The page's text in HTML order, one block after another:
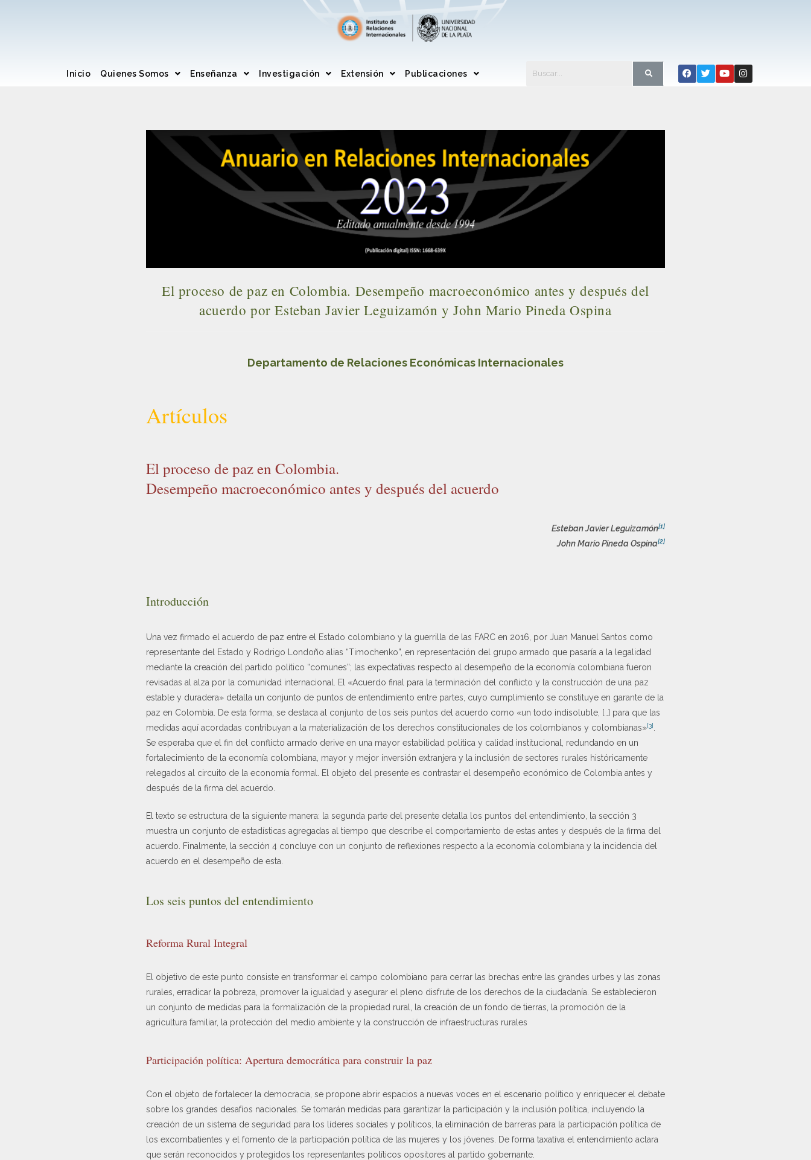
Inicio Quienes Somos Enseñanza Investigación Extensión Publicaciones
El proceso de paz en Colombia. Desempeño macroeconómico antes y después del
acuerdo por Esteban Javier Leguizamón y John Mario Pineda Ospina
Departamento de Relaciones Económicas Internacionales
Artículos
El proceso de paz en Colombia.
Desempeño macroeconómico antes y después del acuerdo
Esteban Javier Leguizamón[1]
John Mario Pineda Ospina[2]
Introducción
Una vez firmado el acuerdo de paz entre el Estado colombiano y la guerrilla de las FARC en 2016, por Juan Manuel Santos como
representante del Estado y Rodrigo Londoño alias “Timochenko”, en representación del grupo armado que pasaría a la legalidad
mediante la creación del partido político “comunes”; las expectativas respecto al desempeño de la economía colombiana fueron
revisadas al alza por la comunidad internacional. El «Acuerdo final para la terminación del conflicto y la construcción de una paz
estable y duradera» detalla un conjunto de puntos de entendimiento entre partes, cuyo cumplimiento se constituye en garante de la
paz en Colombia. De esta forma, se destaca al conjunto de los seis puntos del acuerdo como «un todo indisoluble, […] para que las
medidas aquí acordadas contribuyan a la materialización de los derechos constitucionales de los colombianos y colombianas»[3]
Se esperaba que el fin del conflicto armado derive en una mayor estabilidad política y calidad institucional, redundando en un
fortalecimiento de la economía colombiana, mayor y mejor inversión extranjera y la inclusión de sectores rurales históricamente
relegados al circuito de la economía formal. El objeto del presente es contrastar el desempeño económico de Colombia antes y
después de la firma del acuerdo.
El texto se estructura de la siguiente manera: la segunda parte del presente detalla los puntos del entendimiento, la sección 3
muestra un conjunto de estadísticas agregadas al tiempo que describe el comportamiento de estas antes y después de la firma del
acuerdo. Finalmente, la sección 4 concluye con un conjunto de reflexiones respecto a la economía colombiana y la incidencia del
acuerdo en el desempeño de esta.
Los seis puntos del entendimiento
Reforma Rural Integral
El objetivo de este punto consiste en transformar el campo colombiano para cerrar las brechas entre las grandes urbes y las zonas
rurales, erradicar la pobreza, promover la igualdad y asegurar el pleno disfrute de los derechos de la ciudadanía. Se establecieron
un conjunto de medidas para la formalización de la propiedad rural, la creación de un fondo de tierras, la promoción de la
agricultura familiar, la protección del medio ambiente y la construcción de infraestructuras rurales
Participación política: Apertura democrática para construir la paz
Con el objeto de fortalecer la democracia, se propone abrir espacios a nuevas voces en el escenario político y enriquecer el debate
sobre los grandes desafíos nacionales. Se tomarán medidas para garantizar la participación y la inclusión política, incluyendo la
creación de un sistema de seguridad para los líderes sociales y políticos, la eliminación de barreras para la participación política de
los excombatientes y el fomento de la participación política de las mujeres y los jóvenes. De forma taxativa el entendimiento aclara
que serán reconocidos y protegidos los representantes políticos opositores al partido gobernante.